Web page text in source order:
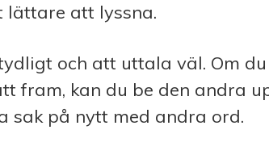
lättare att lyssna.
och att uttala väl. Om
fram, kan du be den andra
sak på nytt med andra ord.